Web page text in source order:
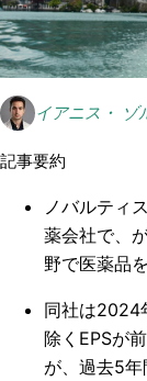
イアニス・ ゾ
記事要約
ノバルティ
薬会社で、
野で医薬品
同社は2024
除くEPSが
が、過去5